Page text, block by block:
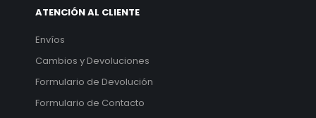
ATENCIÓN AL CLIENTE
Envíos
Cambios y Devoluciones
Formulario de Devolución
Formulario de Contacto